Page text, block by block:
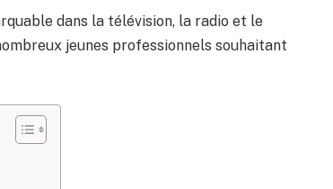
dans la télévision, la radio et le
jeunes professionnels souhaitant